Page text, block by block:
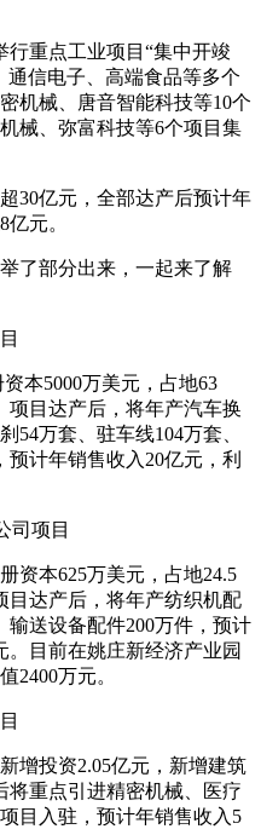
行重点工业项目“集中开竣
通信电子、高端食品等多个
机械、唐音智能科技等10个
械、弥富科技等6个项目集
亿元，全部达产后预计年
元。
部分出来，一起来了解
本5000万美元，占地63
项目达产后，将年产汽车换
54万套、驻车线104万套、
预计年销售收入20亿元，利
项目
本625万美元，占地24.5
目达产后，将年产纺织机配
输送设备配件200万件，预计
。目前在姚庄新经济产业园
2400万元。
投资2.05亿元，新增建筑
将重点引进精密机械、医疗
目入驻，预计年销售收入5